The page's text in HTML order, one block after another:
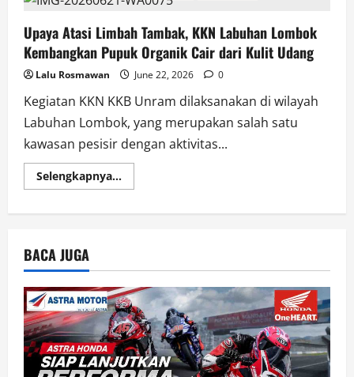
Upaya Atasi Limbah Tambak, KKN Labuhan Lombok
Kembangkan Pupuk Organik Cair dari Kulit Udang
Lalu Rosmawan June 22, 2026 0
Kegiatan KKN KKB Unram dilaksanakan di wilayah
Labuhan Lombok, yang merupakan salah satu
kawasan pesisir dengan aktivitas...
Selengkapnya...
more
Lombok
Kembangkan
Pupuk
Organik
Cair
dari
Kulit
Udang
BACA JUGA